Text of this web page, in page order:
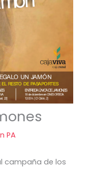
PA
campaña de los